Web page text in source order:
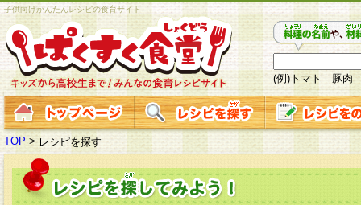
子供向けかんたんレシピの食育サイト
(例)トマト 豚肉
TOP > レシピを探す